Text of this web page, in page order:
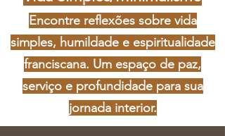
Encontre reflexões sobre vida
simples, humildade e espiritualidade
franciscana. Um espaço de paz,
serviço e profundidade para sua
jornada interior.